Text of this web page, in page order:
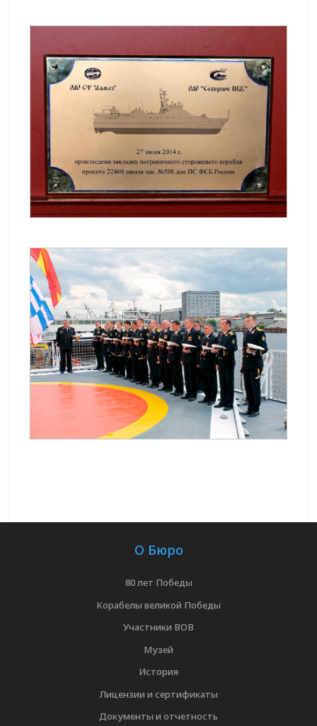
О Бюро
80 лет Победы
Корабелы великой Победы
Участники ВОВ
Музей
История
Лицензии и сертификаты
Документы и отчетность